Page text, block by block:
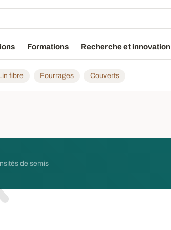
Formations Recherche et innovation
fibre Fourrages Couverts
de semis